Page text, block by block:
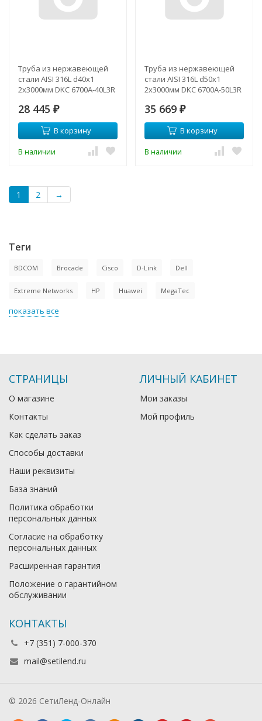
Труба из нержавеющей
стали AISI 316L d40х1
2х3000мм DKC 6700A-40L3R
28 445 ₽
В корзину
В наличии
Труба из нержавеющей
стали AISI 316L d50х1
2х3000мм DKC 6700A-50L3R
35 669 ₽
В корзину
В наличии
1 2 →
Теги
BDCOM Brocade Cisco D-Link Dell
Extreme Networks HP Huawei MegaTec
показать все
СТРАНИЦЫ
О магазине
Контакты
Как сделать заказ
Способы доставки
Наши реквизиты
База знаний
Политика обработки
персональных данных
Согласие на обработку
персональных данных
Расширенная гарантия
Положение о гарантийном
обслуживании
ЛИЧНЫЙ КАБИНЕТ
Мои заказы
Мой профиль
КОНТАКТЫ
+7 (351) 7-000-370
mail@setilend.ru
© 2026 СетиЛенд-Онлайн